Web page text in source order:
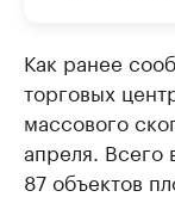
Как ранее
торговых
массового
апреля. Всего
87 объектов